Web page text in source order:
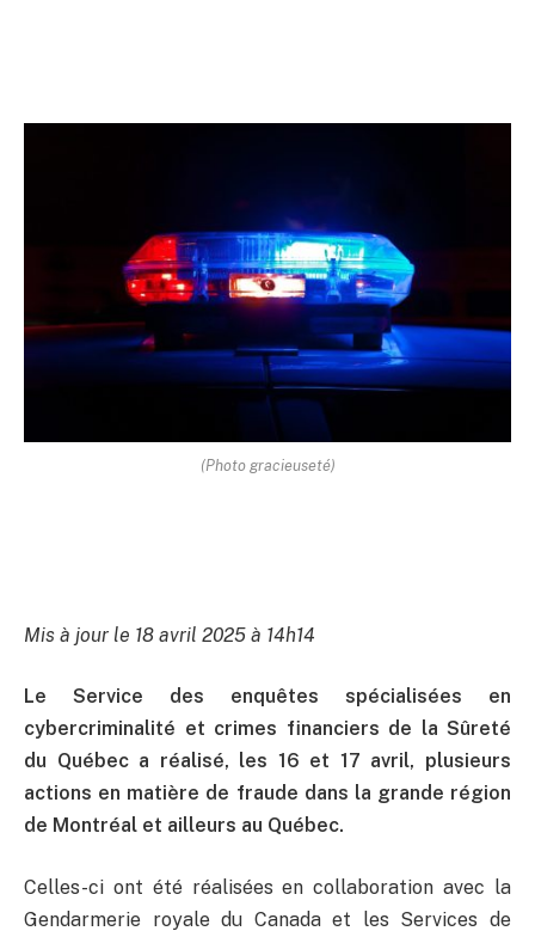
(Photo gracieuseté)
Mis à jour le 18 avril 2025 à 14h14
Le Service des enquêtes spécialisées en
cybercriminalité et crimes financiers de la Sûreté
du Québec a réalisé, les 16 et 17 avril, plusieurs
actions en matière de fraude dans la grande région
de Montréal et ailleurs au Québec.
Celles-ci ont été réalisées en collaboration avec la
Gendarmerie royale du Canada et les Services de